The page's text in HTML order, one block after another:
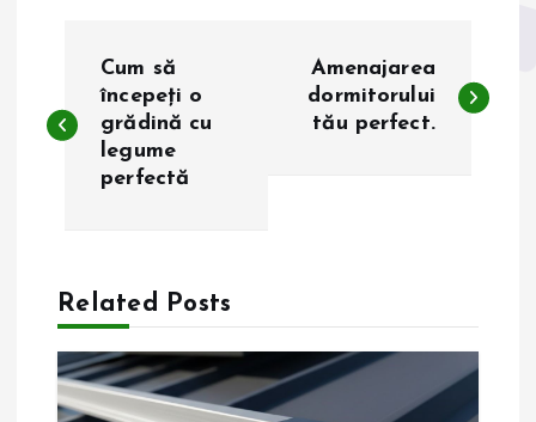
a
g
a
r
Cum să
începeți o
grădină cu
legume
perfectă
Amenajarea
dormitorului
tău perfect.
Related Posts